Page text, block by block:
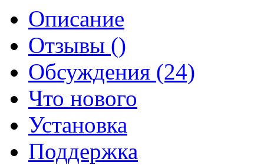
Описание
Отзывы ()
Обсуждения (24)
Что нового
Установка
Поддержка